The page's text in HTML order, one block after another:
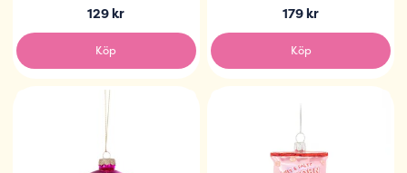
129 kr
Köp
179 kr
Köp